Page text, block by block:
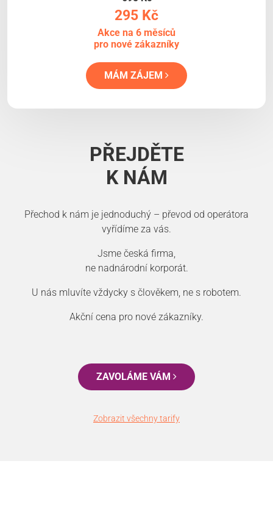
295 Kč
Akce na 6 měsíců
pro nové zákazníky
MÁM ZÁJEM
PŘEJDĚTE
K NÁM
Přechod k nám je jednoduchý – převod od operátora
vyřídíme za vás.
Jsme česká firma,
ne nadnárodní korporát.
U nás mluvíte vždycky s člověkem, ne s robotem.
Akční cena pro nové zákazníky.
ZAVOLÁME VÁM
Zobrazit všechny tarify